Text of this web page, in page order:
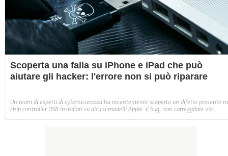
Scoperta una falla su iPhone e iPad che può
aiutare gli hacker: l'errore non si può riparare
Un team di esperti di cybersicurezza ha recentemente scoperto un difetto presente
chip controller USB installati su alcuni modelli Apple: il bug, non correggibile via